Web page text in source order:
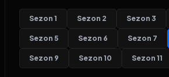
Sezon 1 Sezon 2 Sezon 3
Sezon 5 Sezon 6 Sezon 7
Sezon 9 Sezon 10 Sezon 11